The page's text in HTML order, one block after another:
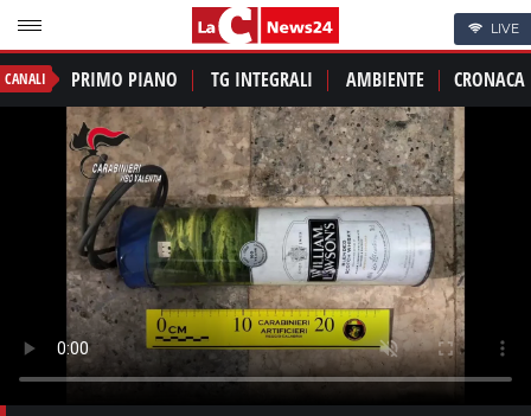
LIVE
CANALI PRIMO PIANO TG INTEGRALI AMBIENTE CRONACA